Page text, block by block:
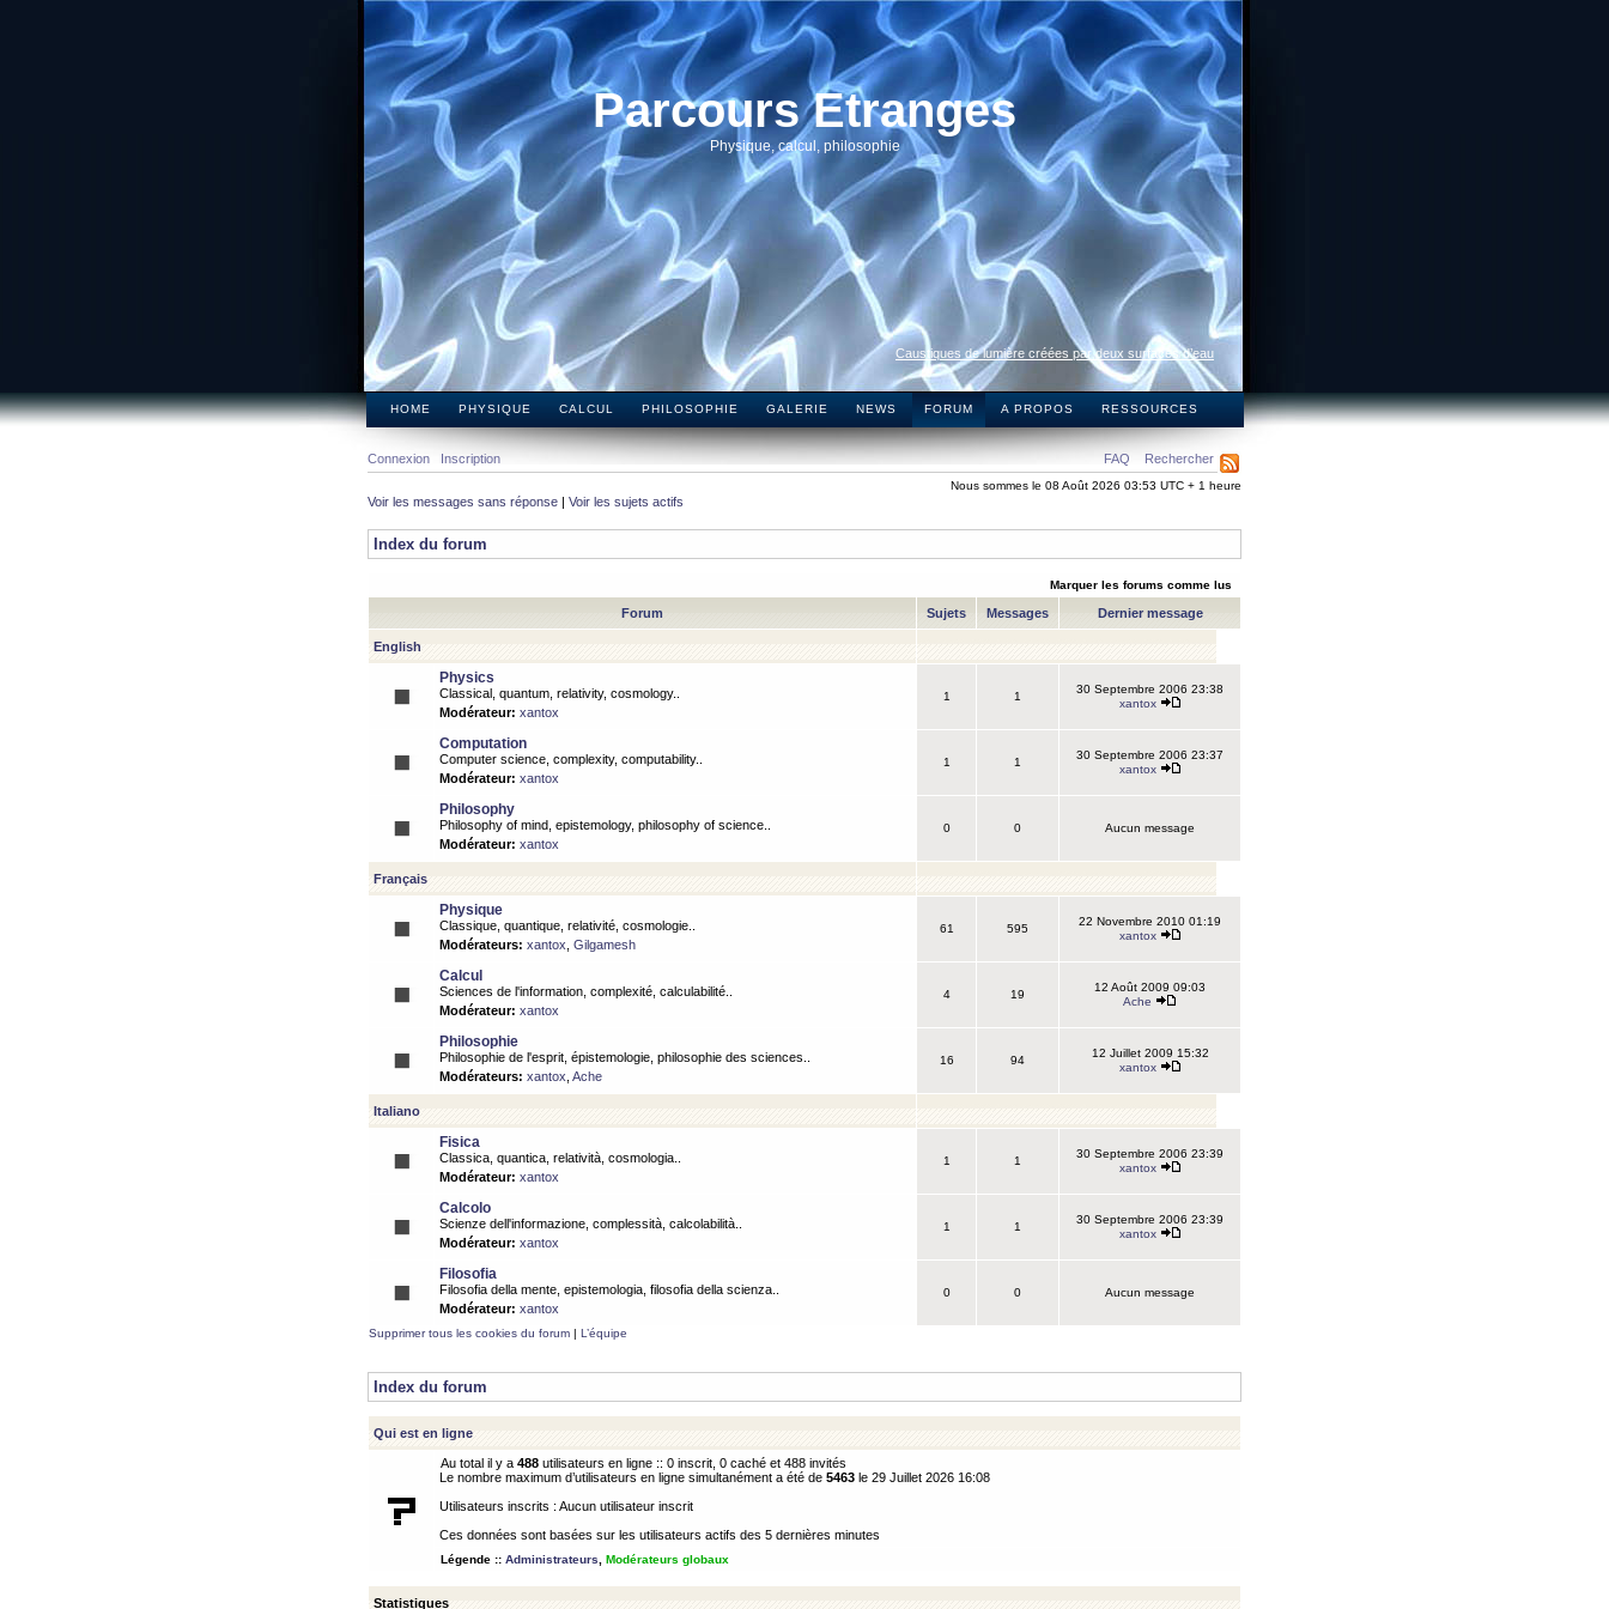
Parcours Etranges
Physique, calcul, philosophie
Caustiques de lumière créées par deux surfaces d’eau
HOME PHYSIQUE CALCUL PHILOSOPHIE GALERIE NEWS FORUM A PROPOS RESSOURCES
FAQ Rechercher
Connexion Inscription
Nous sommes le 08 Août 2026 03:53 UTC + 1 heure
Voir les messages sans réponse | Voir les sujets actifs
Index du forum
Marquer les forums comme lus
Forum Sujets Messages Dernier message
English
Physics
Classical, quantum, relativity, cosmology..
Modérateur: xantox
1 1
30 Septembre 2006 23:38
xantox
Computation
Computer science, complexity, computability..
Modérateur: xantox
1 1
30 Septembre 2006 23:37
xantox
Philosophy
Philosophy of mind, epistemology, philosophy of science..
Modérateur: xantox
0 0 Aucun message
Français
Physique
Classique, quantique, relativité, cosmologie..
Modérateurs: xantox Gilgamesh
61 595
22 Novembre 2010 01:19
xantox
Calcul
Sciences de l'information, complexité, calculabilité..
Modérateur: xantox
4 19
12 Août 2009 09:03
Ache
Philosophie
Philosophie de l'esprit, épistemologie, philosophie des sciences..
Modérateurs: xantox Ache
16 94
12 Juillet 2009 15:32
xantox
Italiano
Fisica
Classica, quantica, relatività, cosmologia..
Modérateur: xantox
1 1
30 Septembre 2006 23:39
xantox
Calcolo
Scienze dell'informazione, complessità, calcolabilità..
Modérateur: xantox
1 1
30 Septembre 2006 23:39
xantox
Filosofia
Filosofia della mente, epistemologia, filosofia della scienza..
Modérateur: xantox
0 0 Aucun message
Supprimer tous les cookies du forum | L’équipe
Index du forum
Qui est en ligne
Au total il y a 488 utilisateurs en ligne :: 0 inscrit, 0 caché et 488 invités
Le nombre maximum d’utilisateurs en ligne simultanément a été de 5463 le 29 Juillet 2026 16:08
Utilisateurs inscrits : Aucun utilisateur inscrit
Ces données sont basées sur les utilisateurs actifs des 5 dernières minutes
Légende :: Administrateurs Modérateurs globaux
Statistiques